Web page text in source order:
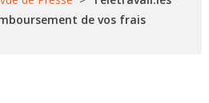
de vos frais